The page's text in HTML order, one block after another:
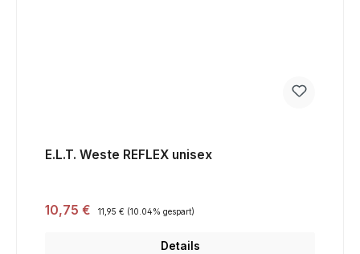
E.L.T. Weste REFLEX unisex
Verkaufspreis:
10,75 € Regulärer Preis:
11,95 € (10.04% gespart)
Details